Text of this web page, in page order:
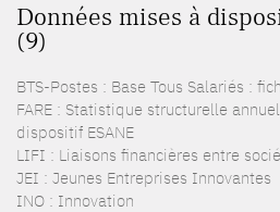
Données mises à
(9)
BTS-Postes : Base Tous Salariés :
FARE : Statistique structurelle
dispositif ESANE
LIFI : Liaisons financières entre
JEI : Jeunes Entreprises Innovantes
INO : Innovation